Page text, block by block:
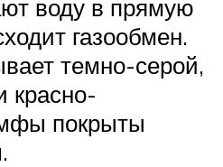
воду в прямую
газообмен.
темно-серой,
красно-
покрыты